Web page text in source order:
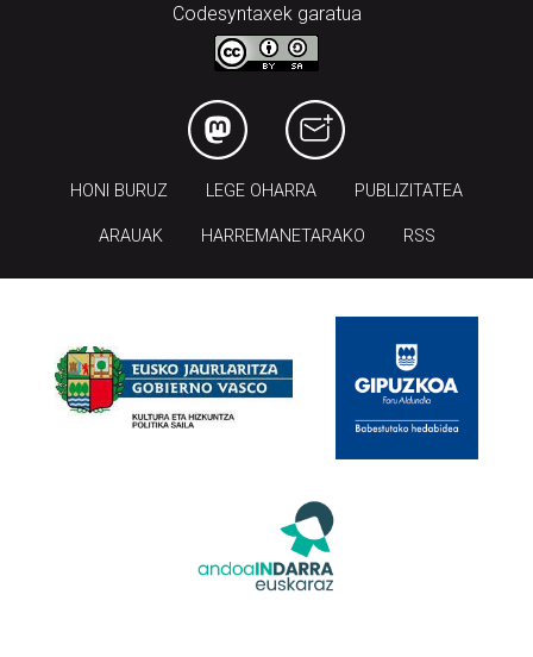
Codesyntaxek garatua
HONI BURUZ LEGE OHARRA PUBLIZITATEA
ARAUAK HARREMANETARAKO RSS